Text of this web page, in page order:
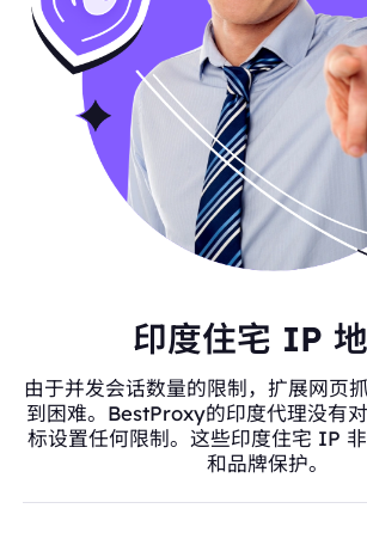
印度住宅 IP
由于并发会话数量的限制，扩展网页
到困难。BestProxy的印度代理没有
标设置任何限制。这些印度住宅 IP
和品牌保护。